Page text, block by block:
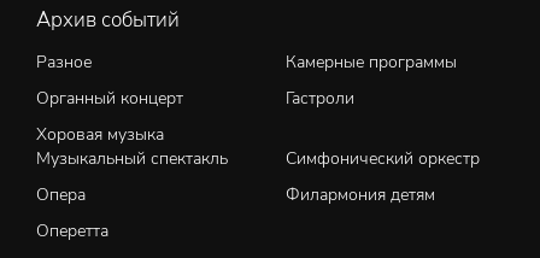
Архив событий
Разное
Камерные программы
Органный концерт
Гастроли
Хоровая музыка
Музыкальный спектакль
Симфонический оркестр
Опера
Филармония детям
Оперетта